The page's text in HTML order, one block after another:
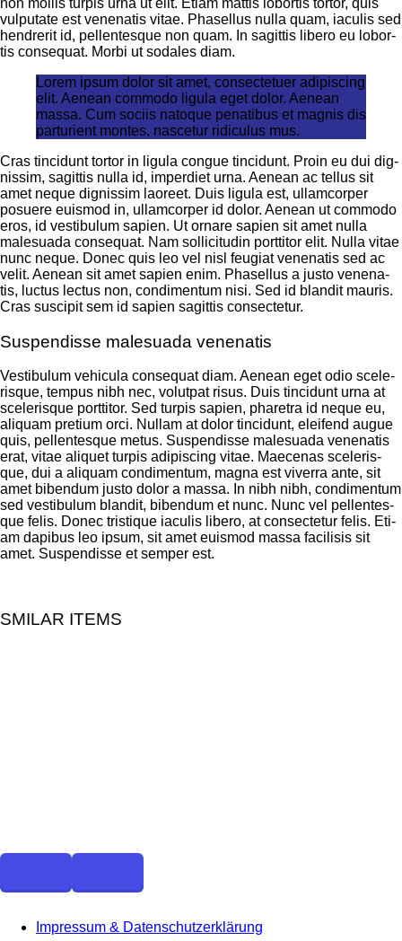
vul­pu­ta­te est venena­tis vitae. Pha­sel­lus nulla quam, iacu­lis sed
hendre­rit id, pel­len­tes­que non quam. In sagit­tis libe­ro eu lob­or­
tis con­se­quat. Mor­bi ut soda­les diam.
Lorem ipsum dolor sit amet, con­sec­te­tuer adi­pi­scing
elit. Aene­an com­mo­do ligu­la eget dolor. Aene­an
mas­sa. Cum soci­is nato­que pena­ti­bus et mag­nis dis
par­tu­ri­ent mon­tes, nasce­tur ridi­cu­lus mus.
Cras tin­cidunt tor­tor in ligu­la con­gue tin­cidunt. Pro­in eu dui dig­
nis­sim, sagit­tis nulla id, imper­diet urna. Aene­an ac tel­lus sit
amet neque dig­nis­sim lao­reet. Duis ligu­la est, ullam­cor­per
posue­re euis­mod in, ullam­cor­per id dolor. Aene­an ut com­mo­do
eros, id ves­ti­bu­lum sapi­en. Ut ornare sapi­en sit amet nulla
male­sua­da con­se­quat. Nam sol­li­ci­tu­din port­ti­tor elit. Nulla vitae
nunc neque. Donec quis leo vel nisl feu­gi­at venena­tis sed ac
velit. Aene­an sit amet sapi­en enim. Pha­sel­lus a jus­to venena­
tis, luc­tus lec­tus non, con­di­men­tum nisi. Sed id blan­dit mau­ris.
Cras sus­ci­pit sem id sapi­en sagit­tis con­sec­te­tur.
Suspendisse malesuada venenatis
Ves­ti­bu­lum vehi­cu­la con­se­quat diam. Aene­an eget odio sce­le­
ris­que, tem­pus nibh nec, volut­pat risus. Duis tin­cidunt urna at
sce­le­ris­que port­ti­tor. Sed tur­pis sapi­en, pha­re­tra id neque eu,
ali­quam pre­ti­um orci. Null­am at dolor tin­cidunt, eleifend augue
quis, pel­len­tes­que metus. Sus­pen­dis­se male­sua­da venena­tis
erat, vitae ali­quet tur­pis adi­pi­scing vitae. Mae­ce­nas sce­le­ris­
que, dui a ali­quam con­di­men­tum, magna est viver­ra ante, sit
amet biben­dum jus­to dolor a mas­sa. In nibh nibh, con­di­men­tum
sed ves­ti­bu­lum blan­dit, biben­dum et nunc. Nunc vel pel­len­tes­
que felis. Donec tris­tique iacu­lis libe­ro, at con­sec­te­tur felis. Eti­
am dapi­bus leo ipsum, sit amet euis­mod mas­sa faci­li­sis sit
amet. Sus­pen­dis­se et sem­per est.
SMILAR ITEMS
Impressum & Datenschutzerklärung